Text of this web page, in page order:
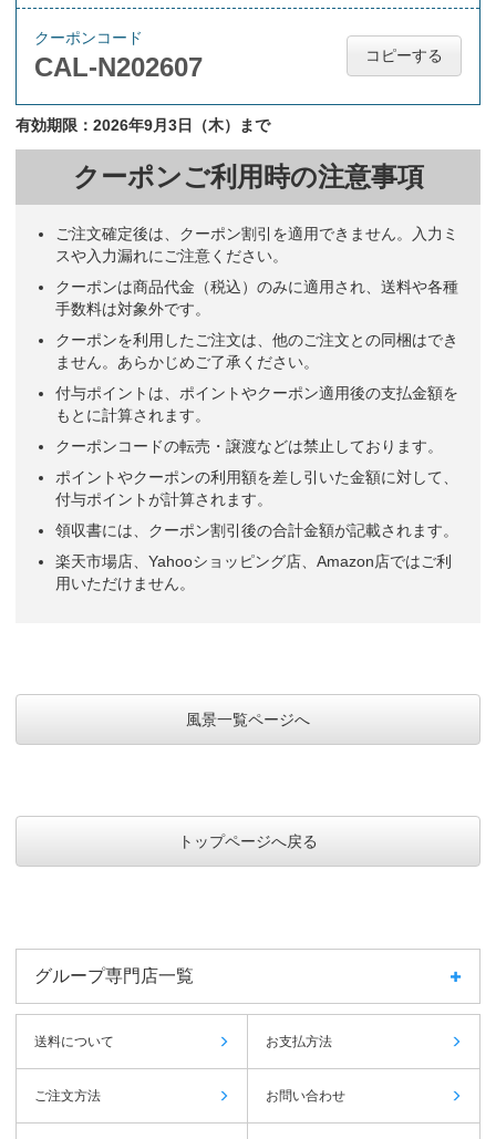
クーポンコード
CAL-N202607 コピーする
有効期限：2026年9月3日（木）まで
クーポンご利用時の注意事項
ご注文確定後は、クーポン割引を適用できません。入力ミ
スや入力漏れにご注意ください。
クーポンは商品代金（税込）のみに適用され、送料や各種
手数料は対象外です。
クーポンを利用したご注文は、他のご注文との同梱はでき
ません。あらかじめご了承ください。
付与ポイントは、ポイントやクーポン適用後の支払金額を
もとに計算されます。
クーポンコードの転売・譲渡などは禁止しております。
ポイントやクーポンの利用額を差し引いた金額に対して、
付与ポイントが計算されます。
領収書には、クーポン割引後の合計金額が記載されます。
楽天市場店、Yahooショッピング店、Amazon店ではご利
用いただけません。
風景一覧ページへ
トップページへ戻る
グループ専門店一覧
送料について お支払方法
ご注文方法 お問い合わせ